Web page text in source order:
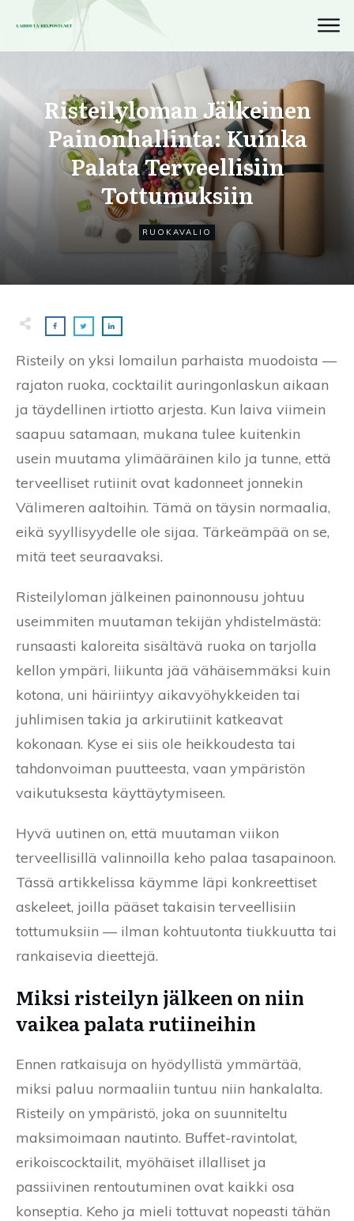
Risteilyloman Jälkeinen
Painonhallinta: Kuinka
Palata Terveellisiin
Tottumuksiin
RUOKAVALIO
Risteily on yksi lomailun parhaista muodoista —
rajaton ruoka, cocktailit auringonlaskun aikaan
ja täydellinen irtiotto arjesta. Kun laiva viimein
saapuu satamaan, mukana tulee kuitenkin
usein muutama ylimääräinen kilo ja tunne, että
terveelliset rutiinit ovat kadonneet jonnekin
Välimeren aaltoihin. Tämä on täysin normaalia,
eikä syyllisyydelle ole sijaa. Tärkeämpää on se,
mitä teet seuraavaksi.
Risteilyloman jälkeinen painonnousu johtuu
useimmiten muutaman tekijän yhdistelmästä:
runsaasti kaloreita sisältävä ruoka on tarjolla
kellon ympäri, liikunta jää vähäisemmäksi kuin
kotona, uni häiriintyy aikavyöhykkeiden tai
juhlimisen takia ja arkirutiinit katkeavat
kokonaan. Kyse ei siis ole heikkoudesta tai
tahdonvoiman puutteesta, vaan ympäristön
vaikutuksesta käyttäytymiseen.
Hyvä uutinen on, että muutaman viikon
terveellisillä valinnoilla keho palaa tasapainoon.
Tässä artikkelissa käymme läpi konkreettiset
askeleet, joilla pääset takaisin terveellisiin
tottumuksiin — ilman kohtuutonta tiukkuutta tai
rankaisevia dieettejä.
Miksi risteilyn jälkeen on niin
vaikea palata rutiineihin
Ennen ratkaisuja on hyödyllistä ymmärtää,
miksi paluu normaaliin tuntuu niin hankalalta.
Risteily on ympäristö, joka on suunniteltu
maksimoimaan nautinto. Buffet-ravintolat,
erikoiscocktailit, myöhäiset illalliset ja
passiivinen rentoutuminen ovat kaikki osa
konseptia. Keho ja mieli tottuvat nopeasti tähän